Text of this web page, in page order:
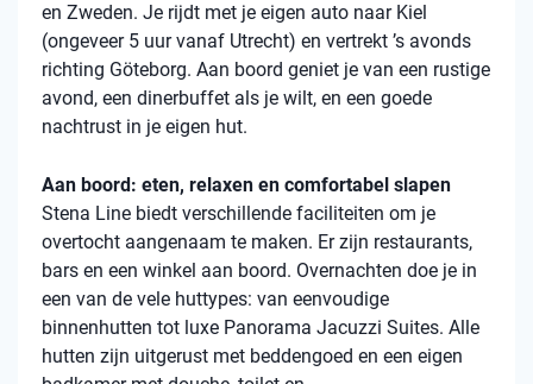
en Zweden. Je rijdt met je eigen auto naar Kiel
(ongeveer 5 uur vanaf Utrecht) en vertrekt ’s avonds
richting Göteborg. Aan boord geniet je van een rustige
avond, een dinerbuffet als je wilt, en een goede
nachtrust in je eigen hut.
Aan boord: eten, relaxen en comfortabel slapen
Stena Line biedt verschillende faciliteiten om je
overtocht aangenaam te maken. Er zijn restaurants,
bars en een winkel aan boord. Overnachten doe je in
een van de vele huttypes: van eenvoudige
binnenhutten tot luxe Panorama Jacuzzi Suites. Alle
hutten zijn uitgerust met beddengoed en een eigen